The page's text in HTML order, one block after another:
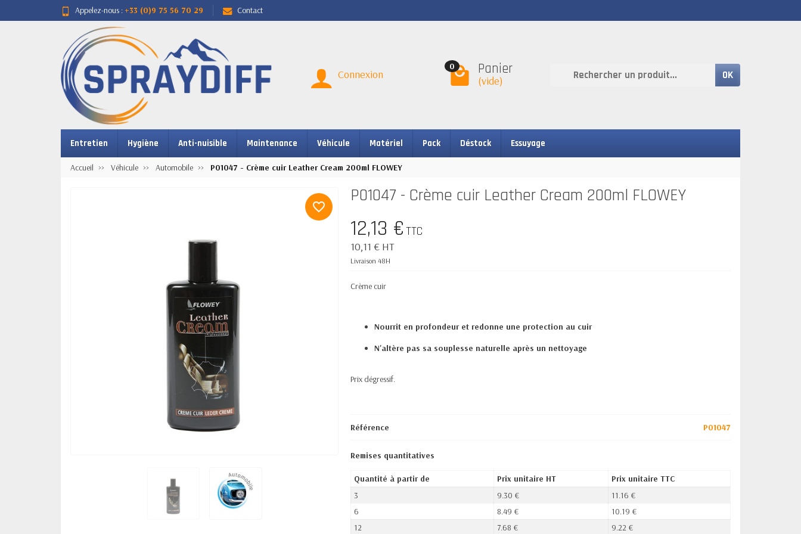
Appelez-nous : +33 (0)9 75 56 70 29 Contact
Connexion
0 Panier
(vide) OK
Entretien Hygiène Anti-nuisible Maintenance Véhicule Matériel Pack Déstock Essuyage
Accueil Véhicule Automobile P01047 - Crème cuir Leather Cream 200ml FLOWEY
favorite_border
P01047 - Crème cuir Leather Cream 200ml FLOWEY
12,13 €TTC
10,11 € HT
Livraison 48H
Crème cuir
Nourrit en profondeur et redonne une protection au cuir
N'altère pas sa souplesse naturelle après un nettoyage
Prix dégressif.
Référence P01047
Remises quantitatives
Quantité à partir de Prix unitaire HT
Prix unitaire TTC
3
9.30 €
11.16 €
6
8.49 €
10.19 €
12
7.68 € 9.22 €